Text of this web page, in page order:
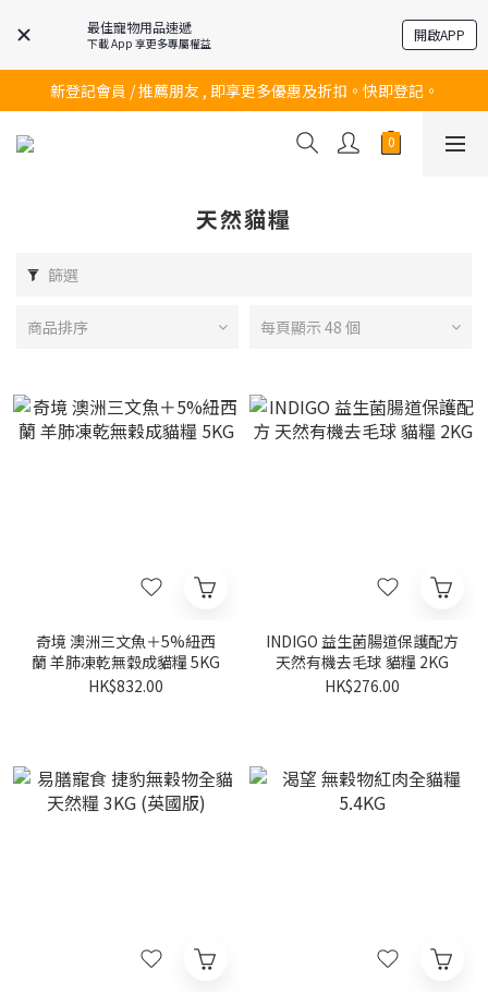
最佳寵物用品速遞
下載 App 享更多專屬權益 開啟APP
訂購滿$200 即可免費送貨!
訂購滿$200 即可免費送貨!
新登記會員 / 推薦朋友 , 即享更多優惠及折扣。快即登記。
訂購滿$200 即可免費送貨!
天然貓糧
篩選
商品排序 每頁顯示 48 個
奇境 澳洲三文魚＋5%紐西
蘭 羊肺凍乾無穀成貓糧 5KG
HK$832.00
INDIGO 益生菌腸道保護配方
天然有機去毛球 貓糧 2KG
HK$276.00